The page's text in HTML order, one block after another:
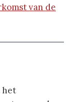
van de
het